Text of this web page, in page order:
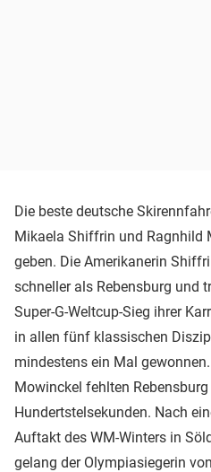
Die beste deutsche
Mikaela Shiffrin und Ragnhild
geben. Die Amerikanerin
schneller als Rebensburg und
Super-G-Weltcup-Sieg ihrer
in allen fünf klassischen
mindestens ein Mal
Mowinckel fehlten
Hundertstelsekunden. Nach
Auftakt des WM-Winters in
gelang der Olympiasiegerin